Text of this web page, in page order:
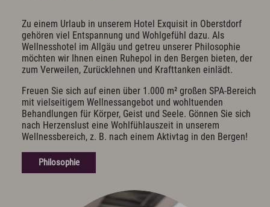
Kulinarik & Genuss
Frühstück im Hotel
Mittag & mehr
Bar & Weinkeller
Events
Feiern & Hochzeiten
Wellness & Spa
Philosophie
Übersichtsplan & Öffnungszeiten
Zu einem Urlaub in unserem Hotel Exquisit in Oberstdorf
gehören viel Entspannung und Wohlgefühl dazu. Als
Wellnesshotel im Allgäu und getreu unserer Philosophie
möchten wir Ihnen einen Ruhepol in den Bergen bieten, der
zum Verweilen, Zurücklehnen und Krafttanken einlädt.
Freuen Sie sich auf einen über 1.000 m² großen SPA-Bereich
mit vielseitigem Wellnessangebot und wohltuenden
Behandlungen für Körper, Geist und Seele. Gönnen Sie sich
nach Herzenslust eine Wohlfühlauszeit in unserem
Wellnessbereich, z. B. nach einem Aktivtag in den Bergen!
Philosophie